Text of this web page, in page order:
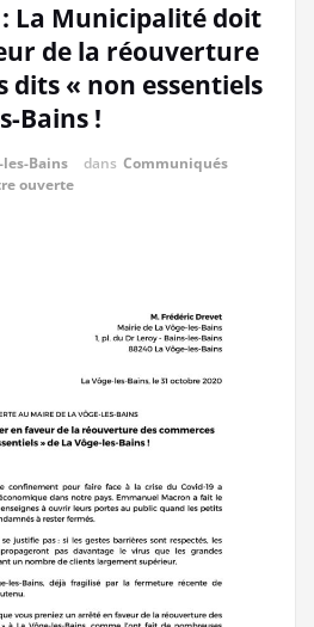
La Municipalité doit
de la réouverture
dits « non essentiels
Bains !
les-Bains dans Communiqués
ouverte